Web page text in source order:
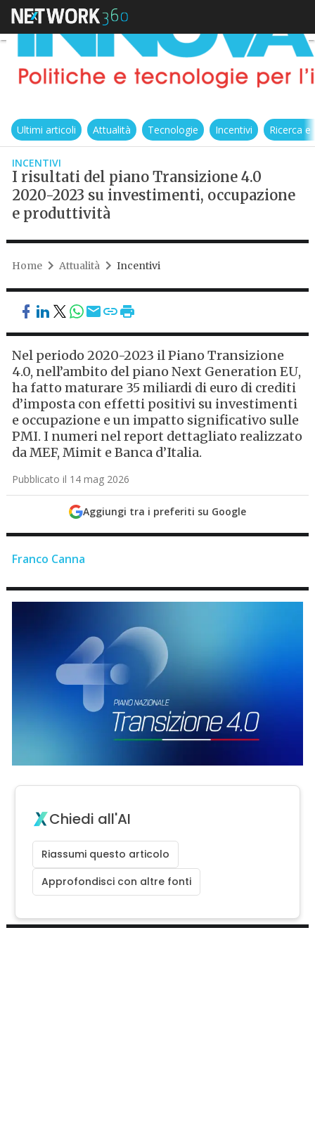
Ultimi articoli Attualità Tecnologie Incentivi Ricerca
INCENTIVI
I risultati del piano Transizione 4.0
2020-2023 su investimenti, occupazione
e produttività
Home Attualità Incentivi
Nel periodo 2020-2023 il Piano Transizione
4.0, nell’ambito del piano Next Generation EU,
ha fatto maturare 35 miliardi di euro di crediti
d’imposta con effetti positivi su investimenti
e occupazione e un impatto significativo sulle
PMI. I numeri nel report dettagliato realizzato
da MEF, Mimit e Banca d’Italia.
Pubblicato il 14 mag 2026
Aggiungi tra i preferiti su Google
Franco Canna
Chiedi all'AI
Riassumi questo articolo
Approfondisci con altre fonti